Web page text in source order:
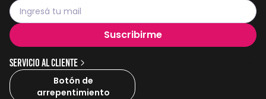
Suscribirme
Servicio al cliente
Botón de
arrepentimiento